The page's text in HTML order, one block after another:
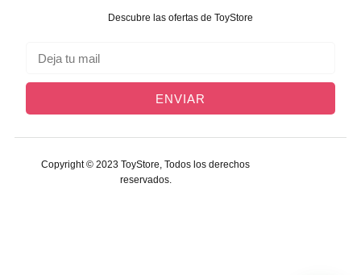
Descubre las ofertas de ToyStore
ENVIAR
Copyright © 2023 ToyStore, Todos los derechos
reservados.